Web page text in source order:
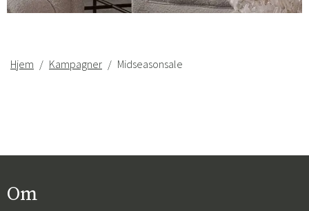
Hjem Kampagner Midseasonsale
Om